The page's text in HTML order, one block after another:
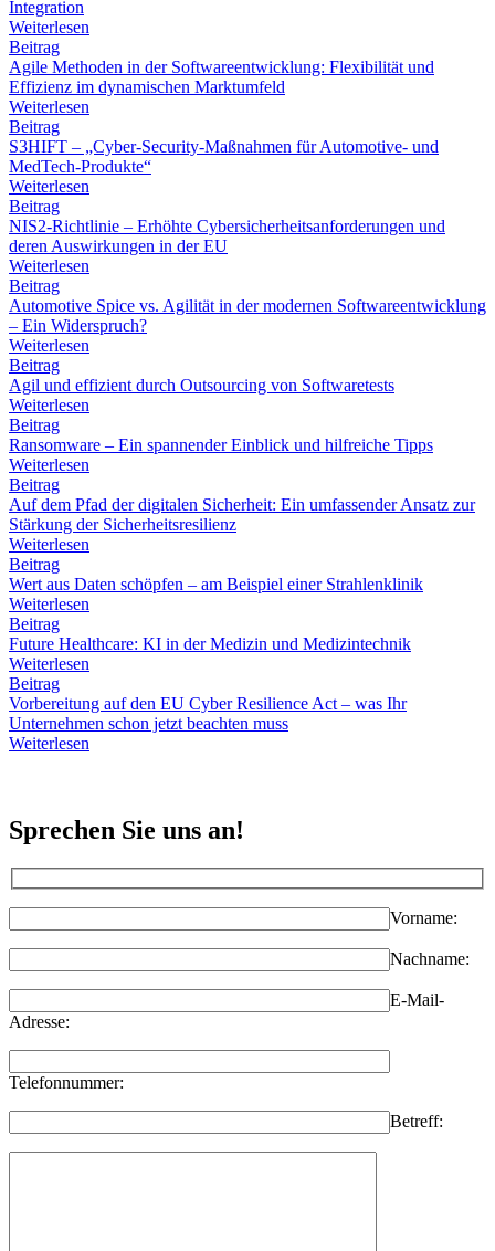
Integration
Weiterlesen
Beitrag
Agile Methoden in der Softwareentwicklung: Flexibilität und
Effizienz im dynamischen Marktumfeld
Weiterlesen
Beitrag
S3HIFT – „Cyber-Security-Maßnahmen für Automotive- und
MedTech-Produkte“
Weiterlesen
Beitrag
NIS2-Richtlinie – Erhöhte Cybersicherheitsanforderungen und
deren Auswirkungen in der EU
Weiterlesen
Beitrag
Automotive Spice vs. Agilität in der modernen Softwareentwicklung
– Ein Widerspruch?
Weiterlesen
Beitrag
Agil und effizient durch Outsourcing von Softwaretests
Weiterlesen
Beitrag
Ransomware – Ein spannender Einblick und hilfreiche Tipps
Weiterlesen
Beitrag
Auf dem Pfad der digitalen Sicherheit: Ein umfassender Ansatz zur
Stärkung der Sicherheitsresilienz
Weiterlesen
Beitrag
Wert aus Daten schöpfen – am Beispiel einer Strahlenklinik
Weiterlesen
Beitrag
Future Healthcare: KI in der Medizin und Medizintechnik
Weiterlesen
Beitrag
Vorbereitung auf den EU Cyber Resilience Act – was Ihr
Unternehmen schon jetzt beachten muss
Weiterlesen
Sprechen Sie uns an!
Vorname:
Nachname:
E-Mail-
Adresse:
Telefonnummer:
Betreff: